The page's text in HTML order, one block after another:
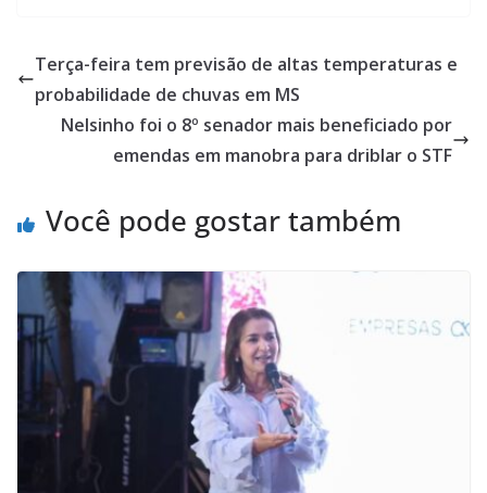
Terça-feira tem previsão de altas temperaturas e
probabilidade de chuvas em MS
Nelsinho foi o 8º senador mais beneficiado por
emendas em manobra para driblar o STF
Você pode gostar também